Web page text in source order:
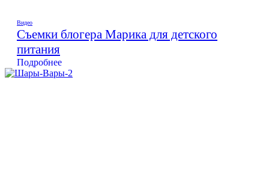
Видео
Съемки блогера Марика для детского
питания
Подробнее